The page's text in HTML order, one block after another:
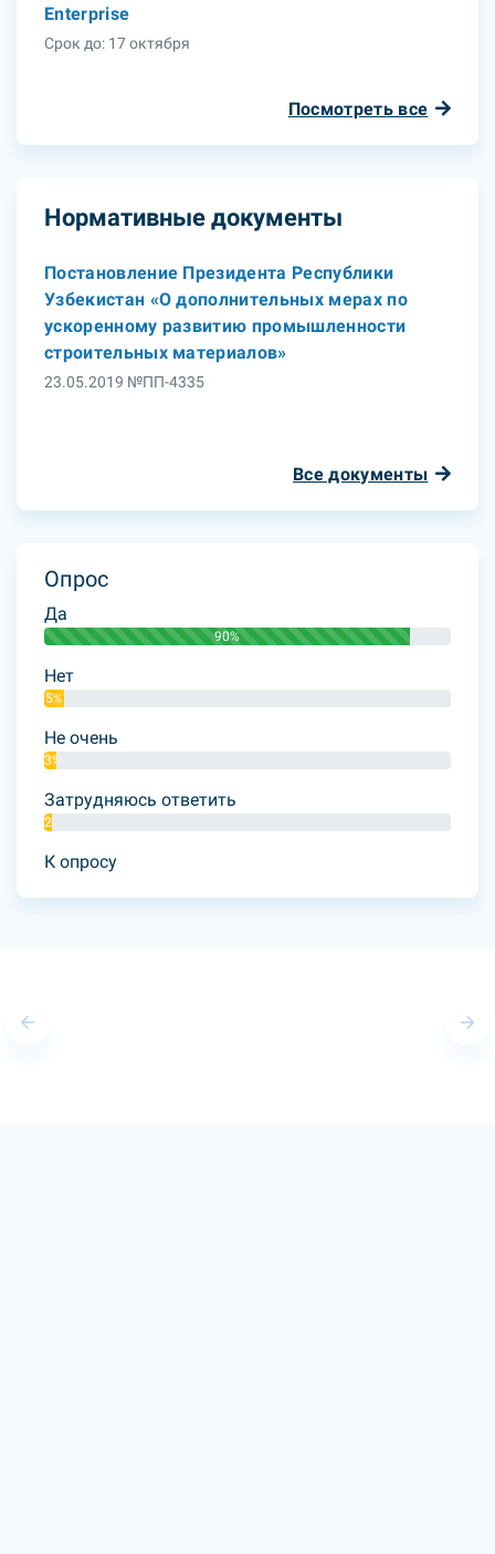
Enterprise
Срок до: 17 октября
Посмотреть все
Нормативные документы
Постановление Президента Республики
Узбекистан «О дополнительных мерах по
ускоренному развитию промышленности
строительных материалов»
23.05.2019 №ПП-4335
Все документы
Опрос
Да
90%
Нет
5%
Не очень
3%
Затрудняюсь ответить
2%
К опросу